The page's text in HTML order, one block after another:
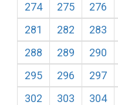
274
275 276
281
282 283
288
289 290
295
296 297
302
303 304